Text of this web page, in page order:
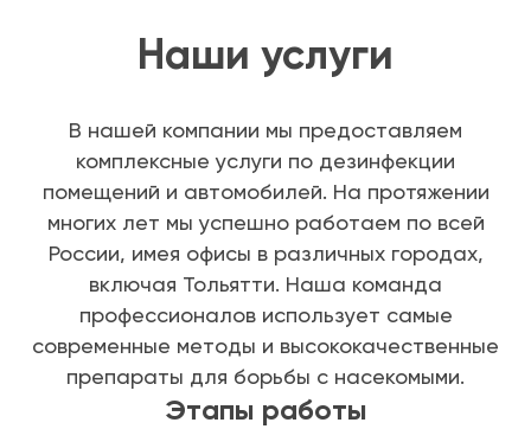
Наши услуги
В нашей компании мы предоставляем
комплексные услуги по дезинфекции
помещений и автомобилей. На протяжении
многих лет мы успешно работаем по всей
России, имея офисы в различных городах,
включая Тольятти. Наша команда
профессионалов использует самые
современные методы и высококачественные
препараты для борьбы с насекомыми.
Этапы работы